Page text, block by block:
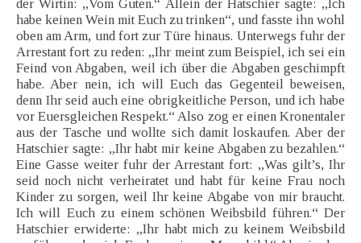
der Wirtin: „Vom Guten.“ Allein der Hatschier sagte: „Ich
habe keinen Wein mit Euch zu trinken“, und fasste ihn wohl
oben am Arm, und fort zur Türe hinaus. Unterwegs fuhr der
Arrestant fort zu reden: „Ihr meint zum Beispiel, ich sei ein
Feind von Abgaben, weil ich über die Abgaben geschimpft
habe. Aber nein, ich will Euch das Gegenteil beweisen,
denn Ihr seid auch eine obrigkeitliche Person, und ich habe
vor Euersgleichen Respekt.“ Also zog er einen Kronentaler
aus der Tasche und wollte sich damit loskaufen. Aber der
Hatschier sagte: „Ihr habt mir keine Abgaben zu bezahlen.“
Eine Gasse weiter fuhr der Arrestant fort: „Was gilt’s, Ihr
seid noch nicht verheiratet und habt für keine Frau noch
Kinder zu sorgen, weil Ihr keine Abgabe von mir braucht.
Ich will Euch zu einem schönen Weibsbild führen.“ Der
Hatschier erwiderte: „Ihr habt mich zu keinem Weibsbild